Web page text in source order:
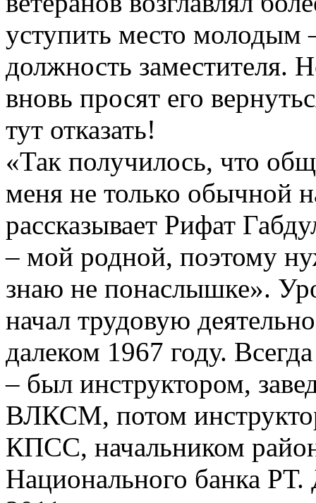
уступить место молодым
должность заместителя.
вновь просят его
тут отказать!
«Так получилось, что
меня не только обычной
рассказывает Рифат
– мой родной, поэтому
знаю не понаслышке».
начал трудовую
далеком 1967 году.
– был инструктором,
ВЛКСМ, потом
КПСС, начальником
Национального банка